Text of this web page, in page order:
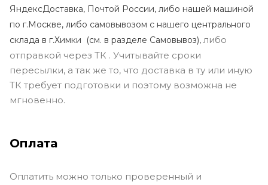
ЯндексДоставка, Почтой России, либо нашей машиной
по г.Москве, либо самовывозом с нашего центрального
склада в г.Химки (см. в разделе Самовывоз), либо
отправкой через ТК . Учитывайте сроки
пересылки, а так же то, что доставка в ту или иную
ТК требует подготовки и поэтому возможна не
мгновенно.
Оплата
Оплатить можно только проверенный и